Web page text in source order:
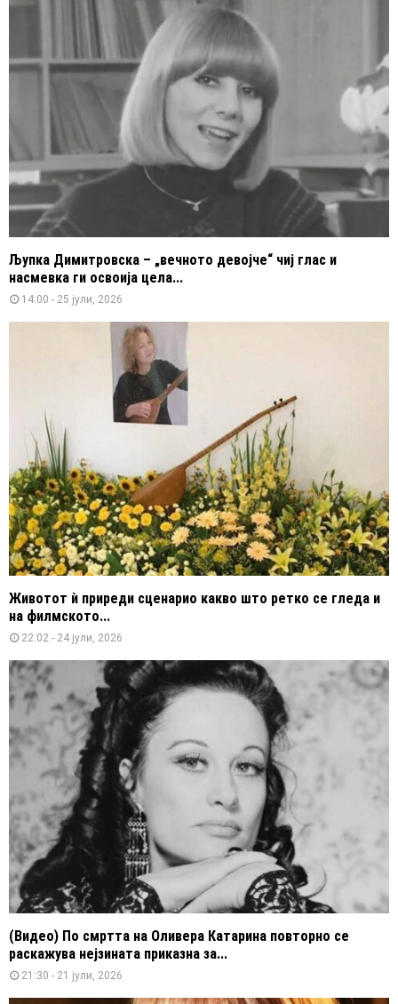
Љупка Димитровска – „вечното девојче“ чиј глас и
насмевка ги освоија цела...
14:00 - 25 јули, 2026
Животот ѝ приреди сценарио какво што ретко се гледа и
на филмското...
22:02 - 24 јули, 2026
(Видео) По смртта на Оливера Катарина повторно се
раскажува нејзината приказна за...
21:30 - 21 јули, 2026